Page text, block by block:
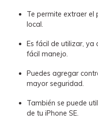
Te permite extraer el
local.
Es fácil de utilizar, ya
fácil manejo.
Puedes agregar
mayor seguridad.
También se puede
de tu iPhone SE.